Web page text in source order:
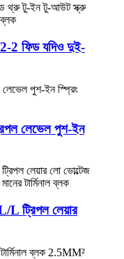
2 ফিড ​​যদিও দুই-
লেভেল পুশ-ইন
L ট্রিপল লেয়ার